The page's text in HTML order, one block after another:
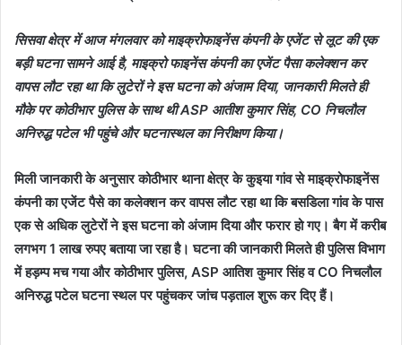
सिसवा क्षेत्र में आज मंगलवार को माइक्रोफाइनेंस कंपनी के एजेंट से लूट की एक
बड़ी घटना सामने आई है, माइक्रो फाइनेंस कंपनी का एजेंट पैसा कलेक्शन कर
वापस लौट रहा था कि लुटेरों ने इस घटना को अंजाम दिया, जानकारी मिलते ही
मौके पर कोठीभार पुलिस के साथ थी ASP आतीश कुमार सिंह, CO निचलौल
अनिरुद्ध पटेल भी पहुंचे और घटनास्थल का निरीक्षण किया।
मिली जानकारी के अनुसार कोठीभार थाना क्षेत्र के कुइया गांव से माइक्रोफाइनेंस
कंपनी का एजेंट पैसे का कलेक्शन कर वापस लौट रहा था कि बसडिला गांव के पास
एक से अधिक लुटेरों ने इस घटना को अंजाम दिया और फरार हो गए। बैग में करीब
लगभग 1 लाख रुपए बताया जा रहा है। घटना की जानकारी मिलते ही पुलिस विभाग
में हड़म्प मच गया और कोठीभार पुलिस, ASP आतिश कुमार सिंह व CO निचलौल
अनिरुद्ध पटेल घटना स्थल पर पहुंचकर जांच पड़ताल शुरू कर दिए हैं।